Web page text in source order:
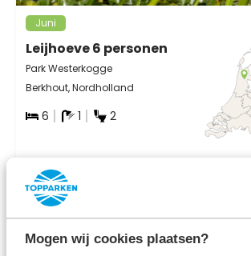
Mogen wij cookies plaatsen?
Juni
Leijhoeve 6 personen
Park Westerkogge
Berkhout, Nordholland
6 1 2
Fr 14. August - Mo 17.
August
3 Nächte
inkl.